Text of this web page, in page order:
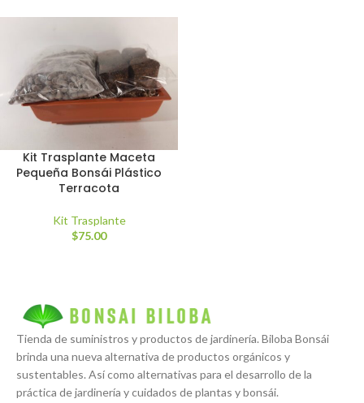
Kit Trasplante Maceta
Pequeña Bonsái Plástico
Terracota
Kit Trasplante
$75.00
Tienda de suministros y productos de jardinería. Biloba Bonsái
brinda una nueva alternativa de productos orgánicos y
sustentables. Así como alternativas para el desarrollo de la
práctica de jardinería y cuidados de plantas y bonsái.